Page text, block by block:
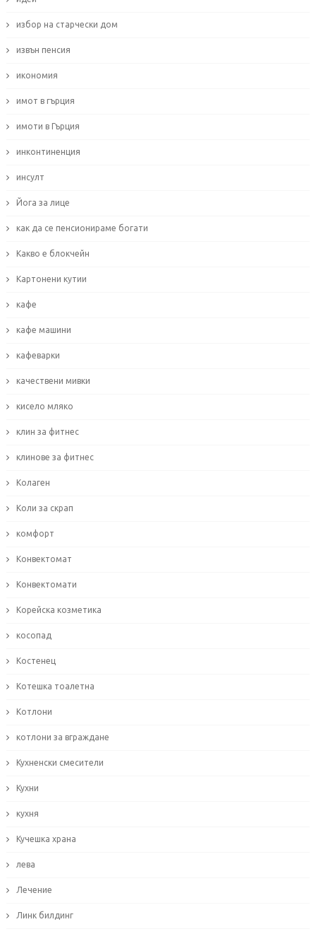
избор на старчески дом
извън пенсия
икономия
имот в гърция
имоти в Гърция
инконтиненция
инсулт
Йога за лице
как да се пенсионираме богати
Какво е блокчейн
Картонени кутии
кафе
кафе машини
кафеварки
качествени мивки
кисело мляко
клин за фитнес
клинове за фитнес
Колаген
Коли за скрап
комфорт
Конвектомат
Конвектомати
Корейска козметика
косопад
Костенец
Котешка тоалетна
Котлони
котлони за вграждане
Кухненски смесители
Кухни
кухня
Кучешка храна
лева
Лечение
Линк билдинг